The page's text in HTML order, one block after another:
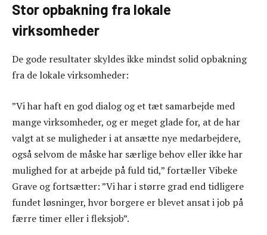
Stor opbakning fra lokale
virksomheder
De gode resultater skyldes ikke mindst solid opbakning
fra de lokale virksomheder:
”Vi har haft en god dialog og et tæt samarbejde med
mange virksomheder, og er meget glade for, at de har
valgt at se muligheder i at ansætte nye medarbejdere,
også selvom de måske har særlige behov eller ikke har
mulighed for at arbejde på fuld tid,” fortæller Vibeke
Grave og fortsætter: ”Vi har i større grad end tidligere
fundet løsninger, hvor borgere er blevet ansat i job på
færre timer eller i fleksjob”.